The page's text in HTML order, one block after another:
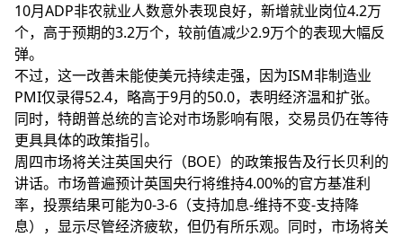
10月ADP非农就业人数意外表现良好，新增就业岗位4.2万
个，高于预期的3.2万个，较前值减少2.9万个的表现大幅反
弹。
不过，这一改善未能使美元持续走强，因为ISM非制造业
PMI仅录得52.4，略高于9月的50.0，表明经济温和扩张。
同时，特朗普总统的言论对市场影响有限，交易员仍在等待
更具具体的政策指引。
周四市场将关注英国央行（BOE）的政策报告及行长贝利的
讲话。市场普遍预计英国央行将维持4.00%的官方基准利
率，投票结果可能为0-3-6（支持加息-维持不变-支持降
息），显示尽管经济疲软，但仍有所乐观。同时，市场将关